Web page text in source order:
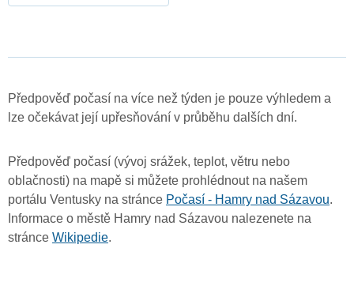
Předpověď počasí na více než týden je pouze výhledem a
lze očekávat její upřesňování v průběhu dalších dní.
Předpověď počasí (vývoj srážek, teplot, větru nebo
oblačnosti) na mapě si můžete prohlédnout na našem
portálu Ventusky na stránce Počasí - Hamry nad Sázavou.
Informace o městě Hamry nad Sázavou nalezenete na
stránce Wikipedie.